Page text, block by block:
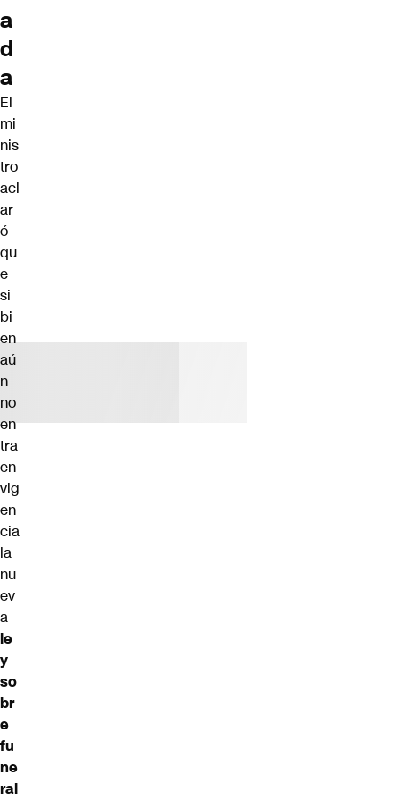
a
d
a
El
mi
nis
tro
acl
ar
ó
qu
e
si
bi
en
aú
n
no
en
tra
en
vig
en
cia
la
nu
ev
a
le
y
so
br
e
fu
ne
ral